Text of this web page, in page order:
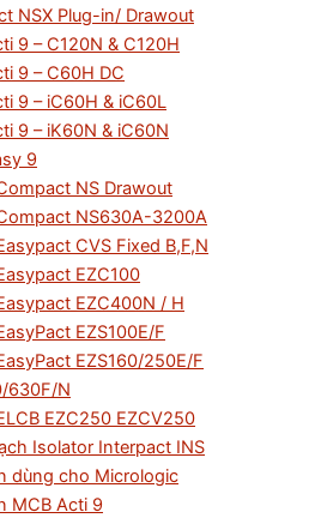
NSX Plug-in/ Drawout
9 – C120N & C120H
9 – C60H DC
9 – iC60H & iC60L
9 – iK60N & iC60N
9
NS Drawout
NS630A-3200A
CVS Fixed B,F,N
EZC100
EZC400N / H
EZS100E/F
EZS160/250E/F
630F/N
EZC250 EZCV250
Isolator Interpact INS
dùng cho Micrologic
MCB Acti 9